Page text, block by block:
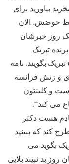
بیاورید برای
حوضش. الان
روز خبرشان
تبریک
بگویند. نامه
و زنش فرانسه
و کلینتون
می کند”.
هست دکتر
کند که ببینید
بگوید می
بد نبیند بلایی